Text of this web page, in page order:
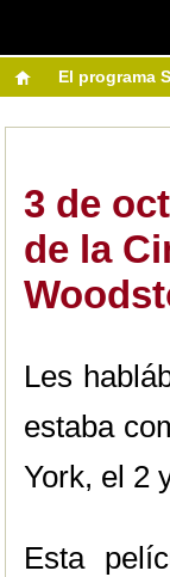
El programa
3 de
de la
Les
estaba
York, el 2
Esta